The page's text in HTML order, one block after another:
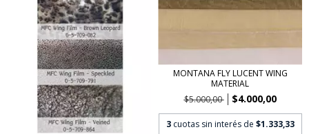
MONTANA FLY LUCENT WING
MATERIAL
$5.000,00
$4.000,00
3 cuotas sin interés de $1.333,33